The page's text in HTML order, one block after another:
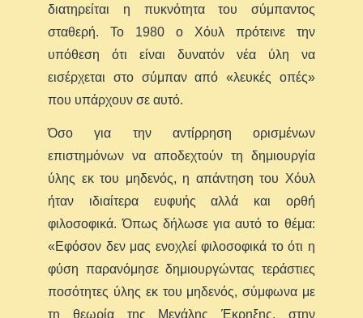
διατηρείται η πυκνότητα του σύμπαντος
σταθερή. Το 1980 ο Χόυλ πρότεινε την
υπόθεση ότι είναι δυνατόν νέα ύλη να
εισέρχεται στο σύμπαν από «λευκές οπές»
που υπάρχουν σε αυτό.
Όσο για την αντίρρηση ορισμένων
επιστημόνων να αποδεχτούν τη δημιουργία
ύλης εκ του μηδενός, η απάντηση του Χόυλ
ήταν ιδιαίτερα ευφυής αλλά και ορθή
φιλοσοφικά. Όπως δήλωσε για αυτό το θέμα:
«Εφόσον δεν μας ενοχλεί φιλοσοφικά το ότι η
φύση παρανόμησε δημιουργώντας τεράστιες
ποσότητες ύλης εκ του μηδενός, σύμφωνα με
τη θεωρία της Μεγάλης Έκρηξης, στην